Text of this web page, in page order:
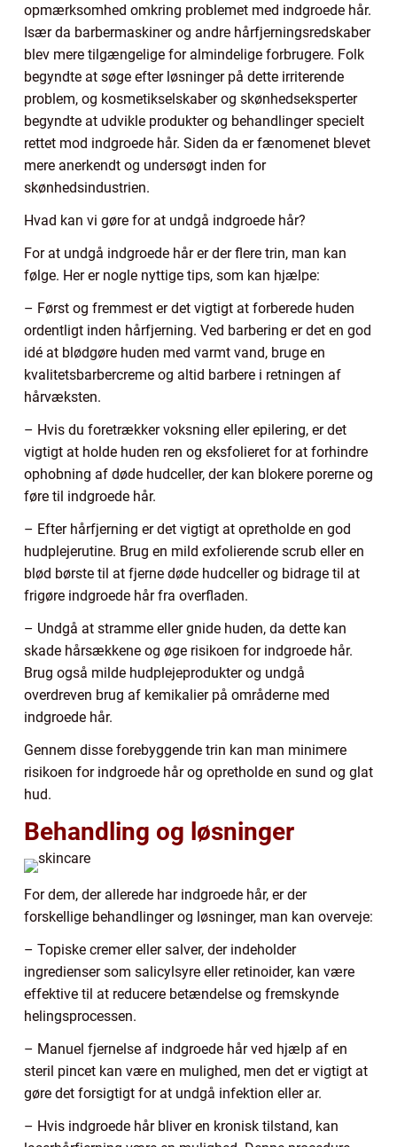
opmærksomhed omkring problemet med indgroede hår.
Især da barbermaskiner og andre hårfjerningsredskaber
blev mere tilgængelige for almindelige forbrugere. Folk
begyndte at søge efter løsninger på dette irriterende
problem, og kosmetikselskaber og skønhedseksperter
begyndte at udvikle produkter og behandlinger specielt
rettet mod indgroede hår. Siden da er fænomenet blevet
mere anerkendt og undersøgt inden for
skønhedsindustrien.
Hvad kan vi gøre for at undgå indgroede hår?
For at undgå indgroede hår er der flere trin, man kan
følge. Her er nogle nyttige tips, som kan hjælpe:
– Først og fremmest er det vigtigt at forberede huden
ordentligt inden hårfjerning. Ved barbering er det en god
idé at blødgøre huden med varmt vand, bruge en
kvalitetsbarbercreme og altid barbere i retningen af
hårvæksten.
– Hvis du foretrækker voksning eller epilering, er det
vigtigt at holde huden ren og eksfolieret for at forhindre
ophobning af døde hudceller, der kan blokere porerne og
føre til indgroede hår.
– Efter hårfjerning er det vigtigt at opretholde en god
hudplejerutine. Brug en mild exfolierende scrub eller en
blød børste til at fjerne døde hudceller og bidrage til at
frigøre indgroede hår fra overfladen.
– Undgå at stramme eller gnide huden, da dette kan
skade hårsækkene og øge risikoen for indgroede hår.
Brug også milde hudplejeprodukter og undgå
overdreven brug af kemikalier på områderne med
indgroede hår.
Gennem disse forebyggende trin kan man minimere
risikoen for indgroede hår og opretholde en sund og glat
hud.
Behandling og løsninger
For dem, der allerede har indgroede hår, er der
forskellige behandlinger og løsninger, man kan overveje:
– Topiske cremer eller salver, der indeholder
ingredienser som salicylsyre eller retinoider, kan være
effektive til at reducere betændelse og fremskynde
helingsprocessen.
– Manuel fjernelse af indgroede hår ved hjælp af en
steril pincet kan være en mulighed, men det er vigtigt at
gøre det forsigtigt for at undgå infektion eller ar.
– Hvis indgroede hår bliver en kronisk tilstand, kan